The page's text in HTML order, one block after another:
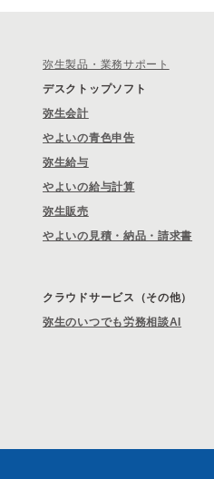
弥生製品・業務サポート
デスクトップソフト
弥生会計
やよいの青色申告
弥生給与
やよいの給与計算
弥生販売
やよいの見積・納品・請求書
クラウドサービス（その他）
弥生のいつでも労務相談AI